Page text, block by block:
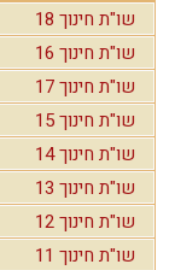
שו"ת חינוך 18
שו"ת חינוך 16
שו"ת חינוך 17
שו"ת חינוך 15
שו"ת חינוך 14
שו"ת חינוך 13
שו"ת חינוך 12
שו"ת חינוך 11